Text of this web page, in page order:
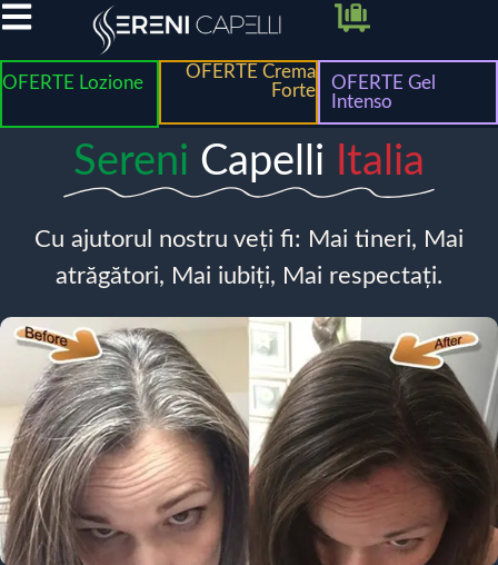
OFERTE Lozione
OFERTE Crema
Forte
OFERTE Gel
Intenso
Sereni Capelli Italia
Cu ajutorul nostru veți fi: Mai tineri, Mai
atrăgători, Mai iubiți, Mai respectați.